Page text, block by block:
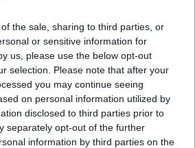
the sale, sharing to third parties, or
or sensitive information for
us, please use the below opt-out
selection. Please note that after your
you may continue seeing
on personal information utilized by
disclosed to third parties prior to
separately opt-out of the further
information by third parties on the
13:50
Έγινε η κλήρωση -
έως και 50.000